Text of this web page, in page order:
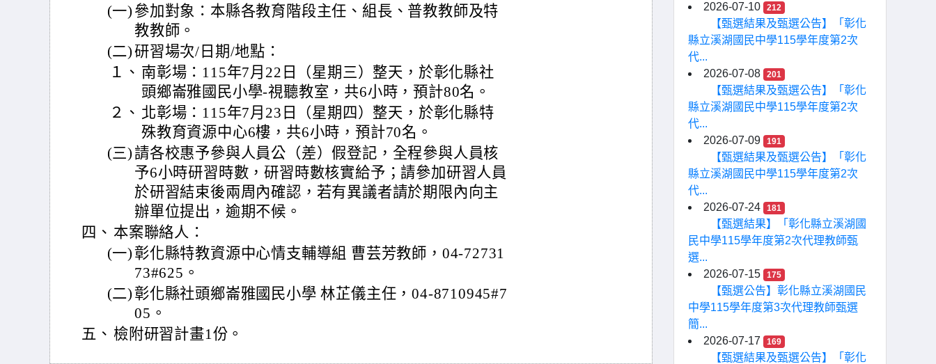
(一) 參加對象：本縣各教育階段主任、組長、普教教師及特
教教師。
(二)研習場次/日期/地點：
１、 南彰場：115年7月22日（星期三）整天，於彰化縣社
頭鄉崙雅國民小學-視聽教室，共6小時，預計80名。
２、 北彰場：115年7月23日（星期四）整天，於彰化縣特
殊教育資源中心6樓，共6小時，預計70名。
(三) 請各校惠予參與人員公（差）假登記，全程參與人員核
予6小時研習時數，研習時數核實給予；請參加研習人員
於研習結束後兩周內確認，若有異議者請於期限內向主
辦單位提出，逾期不候。
四、 本案聯絡人：
(一)彰化縣特教資源中心情支輔導組 曹芸芳教師，04-72731
73#625。
(二)彰化縣社頭鄉崙雅國民小學 林芷儀主任，04-8710945#7
05。
五、 檢附研習計畫1份。
2026-07-10
212
【甄選結果及甄選公告】「彰化
縣立溪湖國民中學115學年度第2次
代...
2026-07-08
201
【甄選結果及甄選公告】「彰化
縣立溪湖國民中學115學年度第2次
代...
2026-07-09
191
【甄選結果及甄選公告】「彰化
縣立溪湖國民中學115學年度第2次
代...
2026-07-24
181
【甄選結果】「彰化縣立溪湖國
民中學115學年度第2次代理教師甄
選...
2026-07-15
175
【甄選公告】彰化縣立溪湖國民
中學115學年度第3次代理教師甄選
簡...
2026-07-17
169
【甄選結果及甄選公告】「彰化